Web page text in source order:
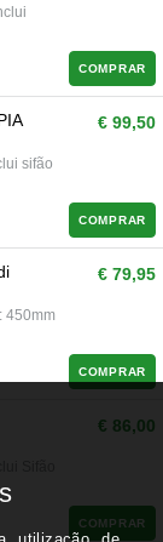
COMPRAR
sifão
€ 99,50
COMPRAR
450mm
€ 79,95
COMPRAR
€ 86,00
COMPRAR